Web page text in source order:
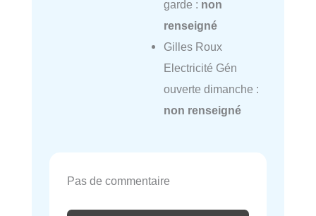
garde : non
renseigné
Gilles Roux
Electricité Gén
ouverte dimanche :
non renseigné
Pas de commentaire